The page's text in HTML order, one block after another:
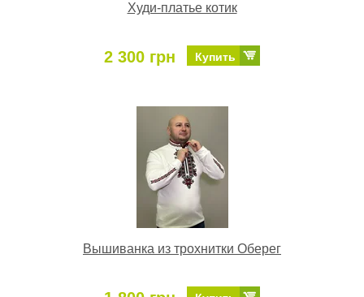
Худи-платье котик
2 300 грн Купить
Вышиванка из трохнитки Оберег